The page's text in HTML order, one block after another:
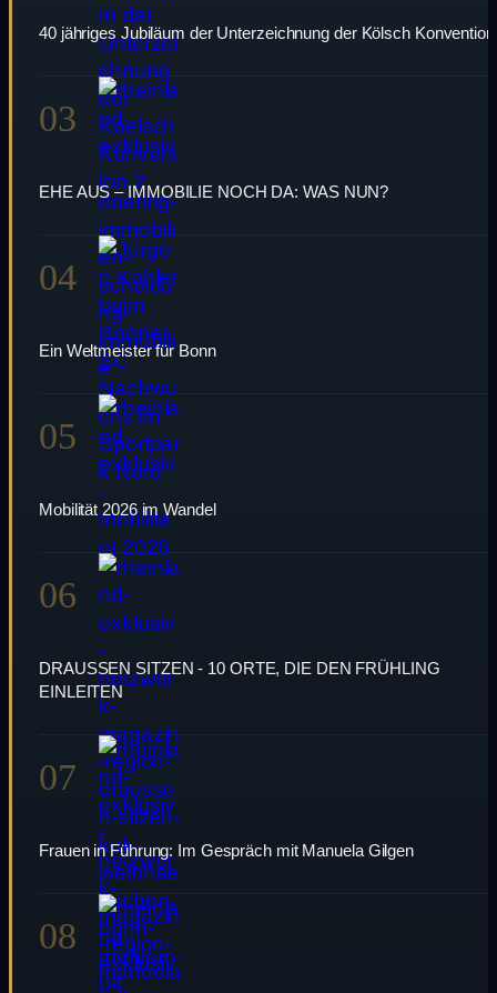
40 jähriges Jubiläum der Unterzeichnung der Kölsch Konvention
03
EHE AUS – IMMOBILIE NOCH DA: WAS NUN?
04
Ein Weltmeister für Bonn
05
Mobilität 2026 im Wandel
06
DRAUSSEN SITZEN - 10 ORTE, DIE DEN FRÜHLING
EINLEITEN
07
Frauen in Führung: Im Gespräch mit Manuela Gilgen
08